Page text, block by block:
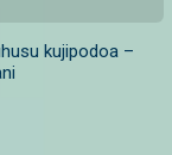
kujipodoa –